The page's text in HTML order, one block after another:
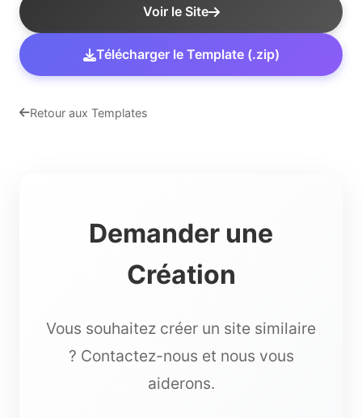
Voir le Site
Télécharger le Template (.zip)
Retour aux Templates
Demander une
Création
Vous souhaitez créer un site similaire
? Contactez-nous et nous vous
aiderons.